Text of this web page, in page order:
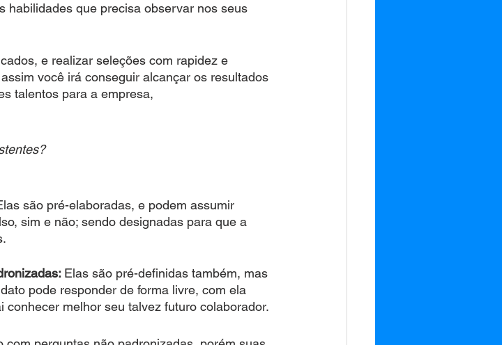
habilidades que precisa observar nos seus
e realizar seleções com rapidez e
você irá conseguir alcançar os resultados
talentos para a empresa,
são pré-elaboradas, e podem assumir
sim e não; sendo designadas para que a
Elas são pré-definidas também, mas
pode responder de forma livre, com ela
melhor seu talvez futuro colaborador.